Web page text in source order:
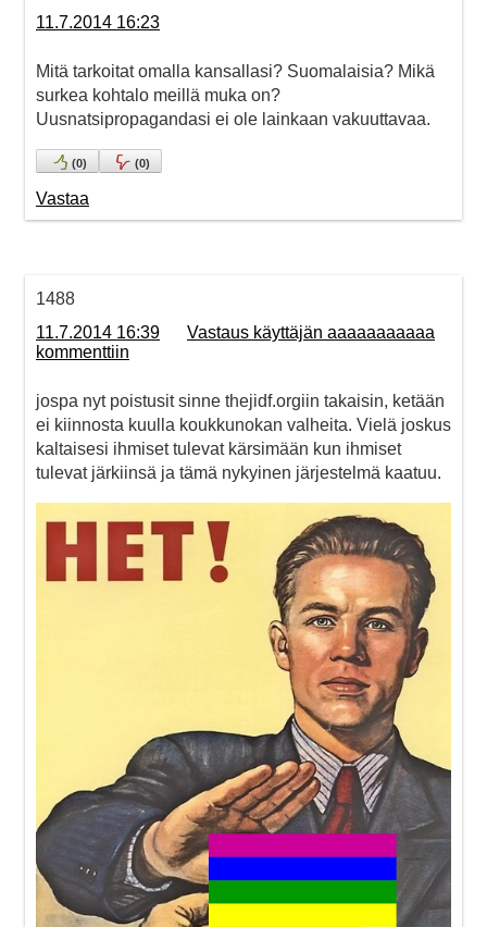
11.7.2014 16:23
Mitä tarkoitat omalla kansallasi? Suomalaisia? Mikä
surkea kohtalo meillä muka on?
Uusnatsipropagandasi ei ole lainkaan vakuuttavaa.
(0) (0)
Vastaa
1488
11.7.2014 16:39
Vastaus käyttäjän aaaaaaaaaaa
kommenttiin
jospa nyt poistusit sinne thejidf.orgiin takaisin, ketään
ei kiinnosta kuulla koukkunokan valheita. Vielä joskus
kaltaisesi ihmiset tulevat kärsimään kun ihmiset
tulevat järkiinsä ja tämä nykyinen järjestelmä kaatuu.